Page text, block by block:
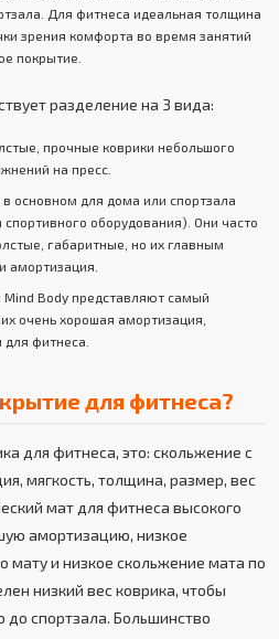
Для фитнеса идеальная толщина
зрения комфорта во время занятий
покрытие.
разделение на 3 вида:
прочные коврики небольшого
на пресс.
основном для дома или спортзала
спортивного оборудования). Они часто
габаритные, но их главным
амортизация.
Mind Body представляют самый
очень хорошая амортизация,
для фитнеса.
для фитнеса?
для фитнеса, это: скольжение с
мягкость, толщина, размер, вес
мат для фитнеса высокого
амортизацию, низкое
мату и низкое скольжение мата по
низкий вес коврика, чтобы
спортзала. Большинство